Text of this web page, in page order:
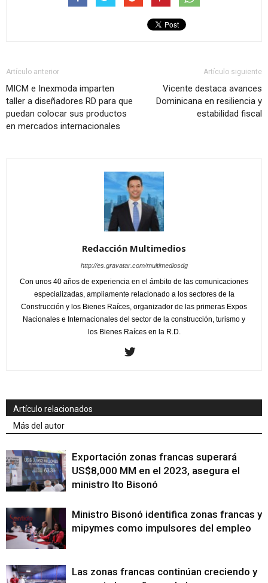
Artículo anterior
MICM e Inexmoda imparten
taller a diseñadores RD para que
puedan colocar sus productos
en mercados internacionales
Artículo siguiente
Vicente destaca avances
Dominicana en resiliencia y
estabilidad fiscal
Redacción Multimedios
http://es.gravatar.com/multimediosdg
Con unos 40 años de experiencia en el ámbito de las comunicaciones
especializadas, ampliamente relacionado a los sectores de la
Construcción y los Bienes Raíces, organizador de las primeras Expos
Nacionales e Internacionales del sector de la construcción, turismo y
los Bienes Raíces en la R.D.
Artículo relacionados
Más del autor
Exportación zonas francas superará
US$8,000 MM en el 2023, asegura el
ministro Ito Bisonó
Ministro Bisonó identifica zonas francas y
mipymes como impulsores del empleo
Las zonas francas continúan creciendo y